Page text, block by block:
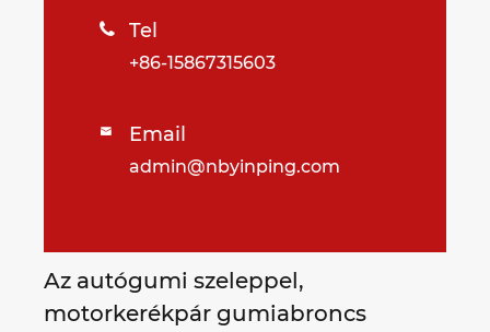
 Tel
+86-15867315603
 Email
admin@nbyinping.com
Az autógumi szeleppel,
motorkerékpár gumiabroncs